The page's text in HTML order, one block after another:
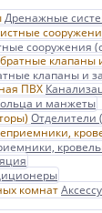
Дренажные
сооружения
клапаны и
и манжеты
Отделители